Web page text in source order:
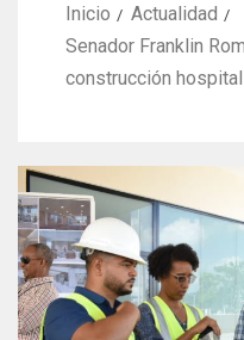
Inicio
Actualidad
Senador Franklin
construcción